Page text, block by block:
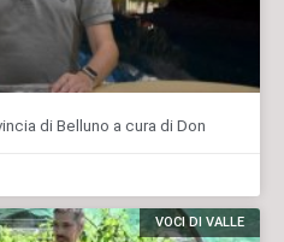
di Belluno a cura di Don
VOCI DI VALLE